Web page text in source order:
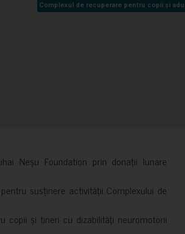
Complexul de recuperare pentru copii și
Complexul de recuperare pentru copii și
Neșu Foundation prin donații lunare
susținere activității Complexului de
copii și tineri cu dizabilități neuromotorii